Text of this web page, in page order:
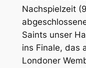
Nachspielzeit
Saints unser
ins Finale, das
Londoner